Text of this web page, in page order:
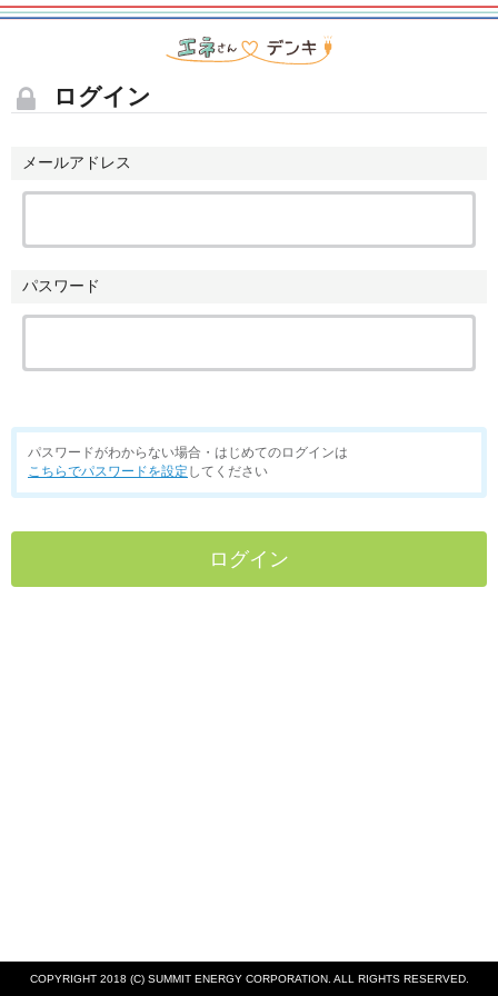
ログイン
メールアドレス
パスワード
パスワードがわからない場合・はじめてのログインは
こちらでパスワードを設定 してください
COPYRIGHT 2018 (C) SUMMIT ENERGY CORPORATION. ALL RIGHTS RESERVED.